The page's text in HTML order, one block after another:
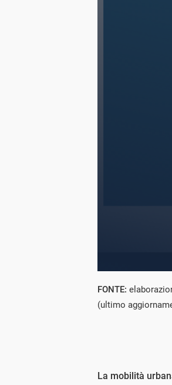
FONTE:
(ultimo
La mobilità